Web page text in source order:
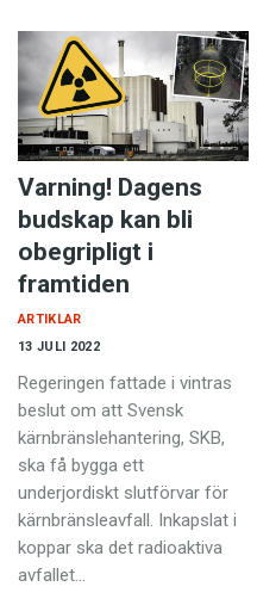
Varning! Dagens
budskap kan bli
obegripligt i
framtiden
13 JULI 2022
ARTIKLAR
Regeringen fattade i vintras
beslut om att Svensk
kärnbränslehantering, SKB,
ska få bygga ett
underjordiskt slutförvar för
kärnbränsleavfall. Inkapslat i
koppar ska det radioaktiva
avfallet…